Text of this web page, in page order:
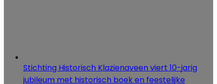
Stichting Historisch Klazienaveen viert 10-jarig
jubileum met historisch boek en feestelijke